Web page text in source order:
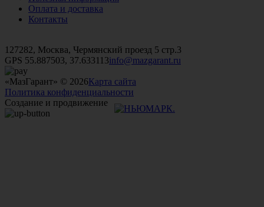
Оплата и доставка
Контакты
127282, Москва, Чермянский проезд 5 стр.3
GPS 55.887503, 37.633113info@mazgarant.ru
«МазГарант» © 2026Карта сайта
Политика конфиденциальности
Создание и продвижение